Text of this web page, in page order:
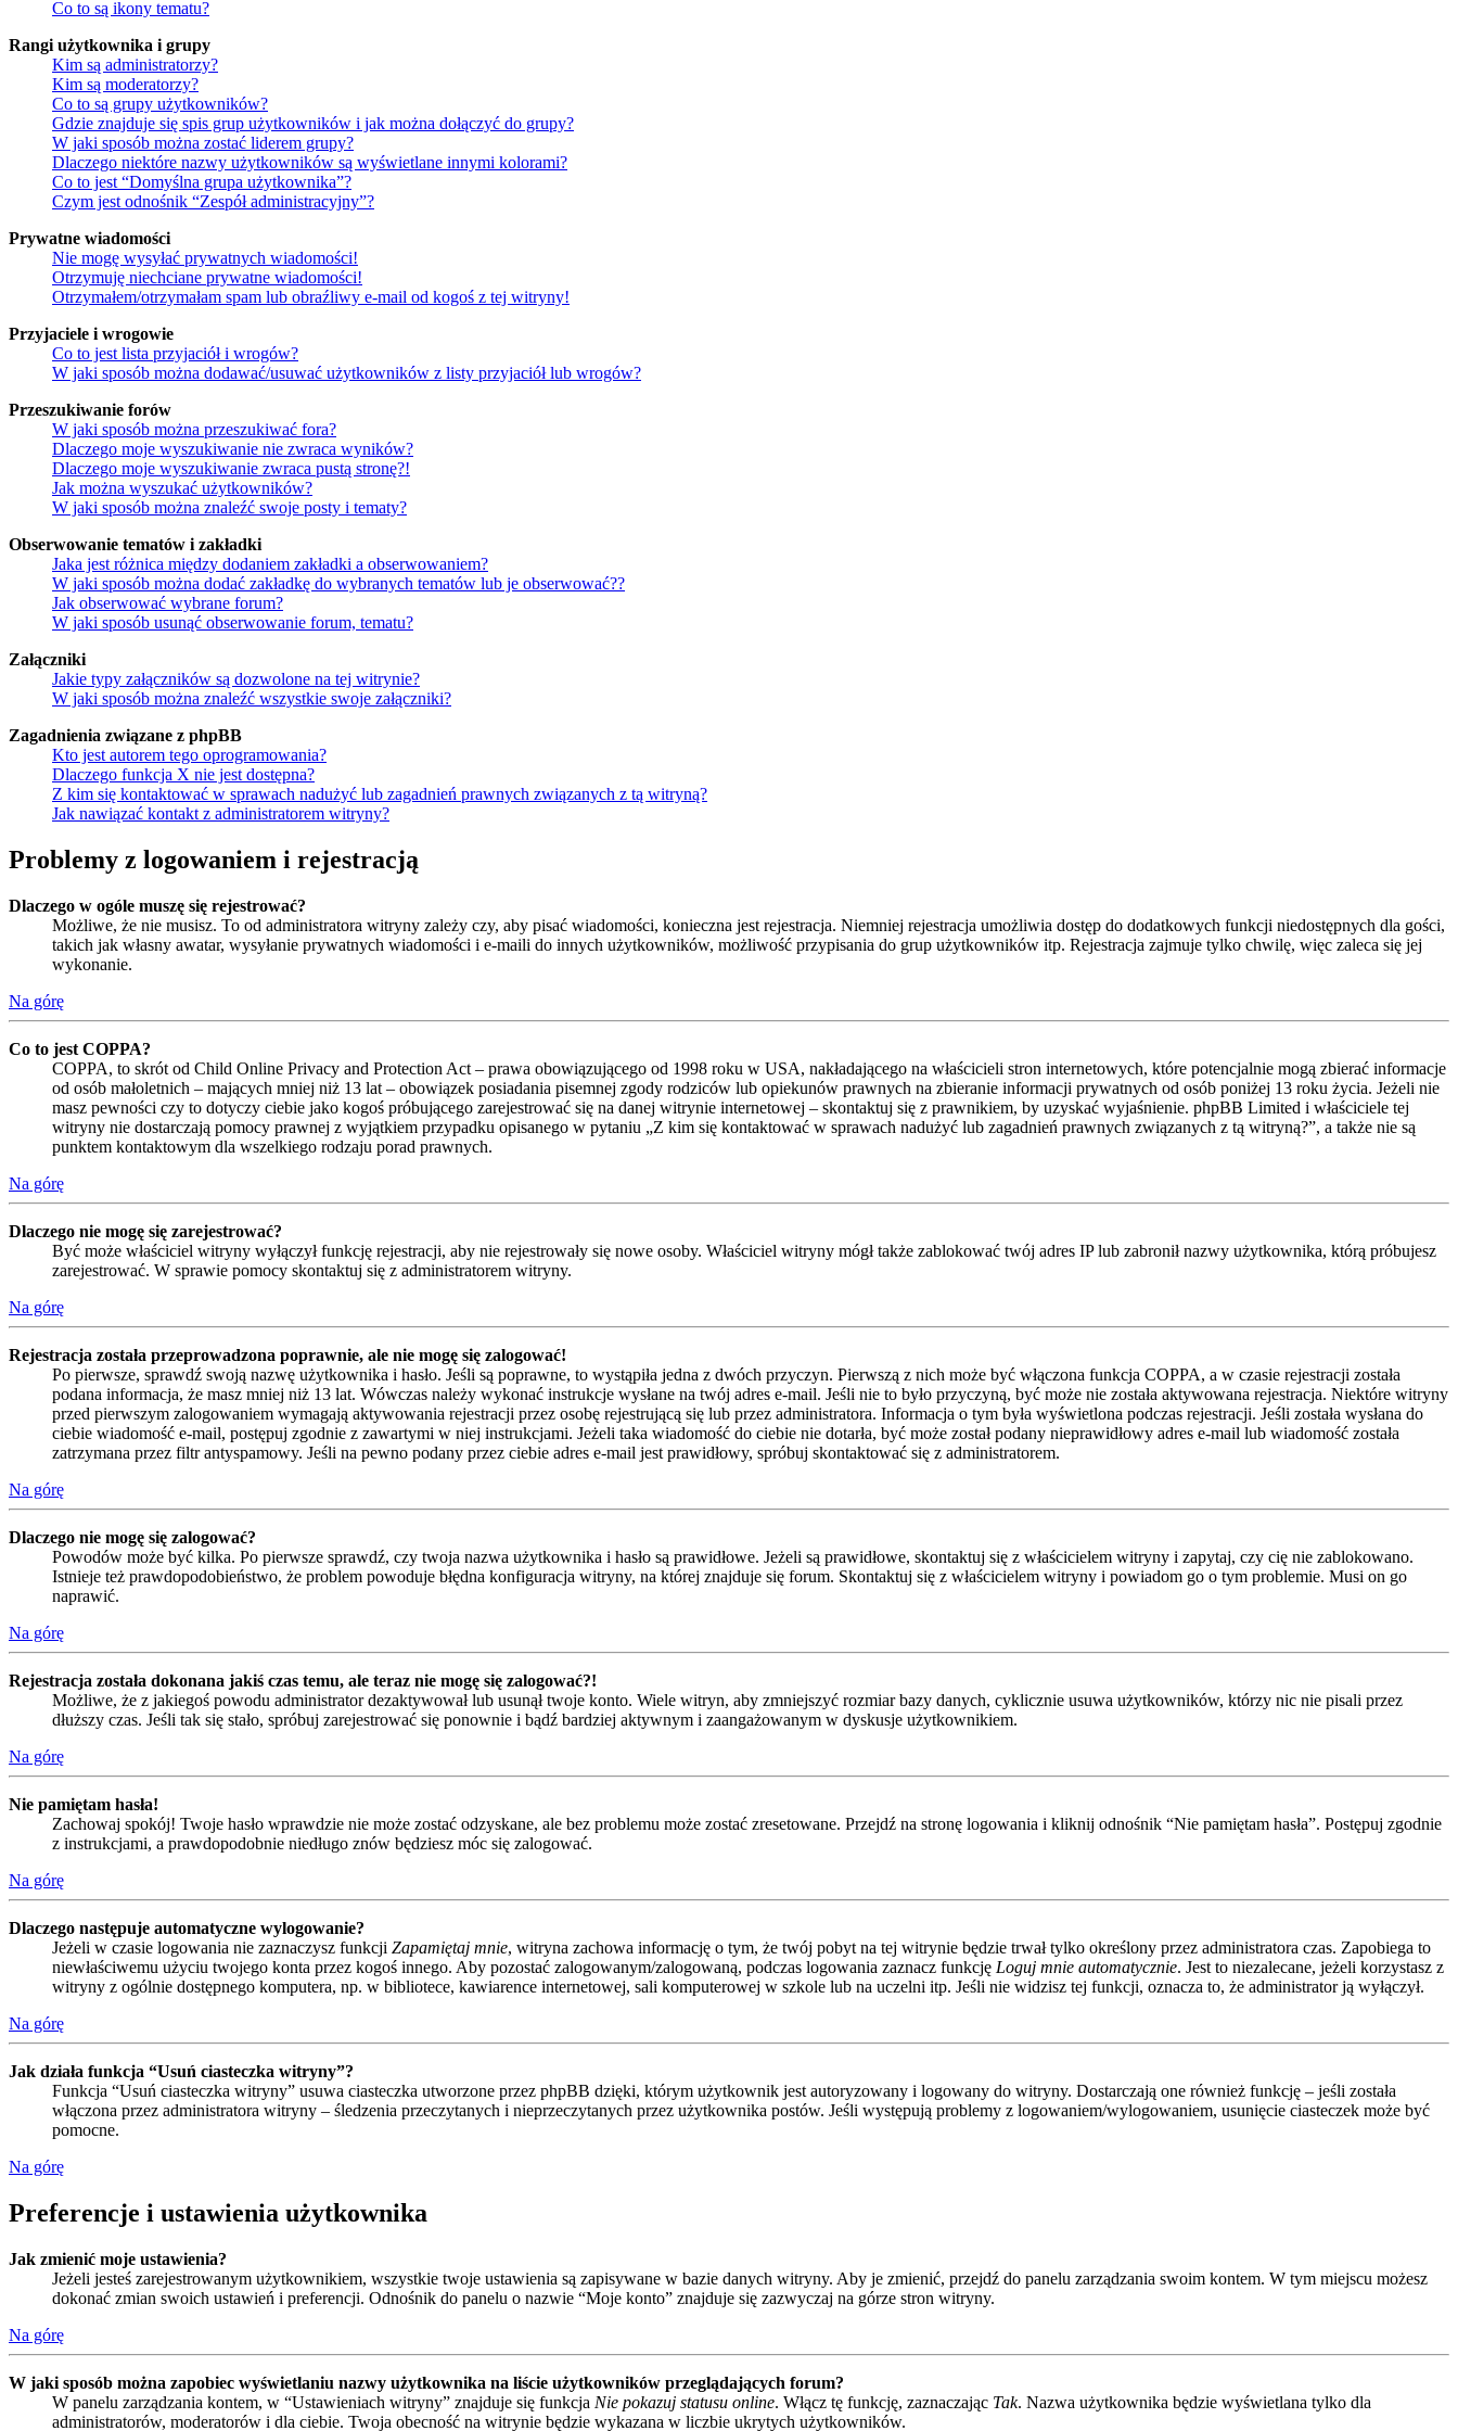
Co to są ikony tematu?
Rangi użytkownika i grupy
Kim są administratorzy?
Kim są moderatorzy?
Co to są grupy użytkowników?
Gdzie znajduje się spis grup użytkowników i jak można dołączyć do grupy?
W jaki sposób można zostać liderem grupy?
Dlaczego niektóre nazwy użytkowników są wyświetlane innymi kolorami?
Co to jest “Domyślna grupa użytkownika”?
Czym jest odnośnik “Zespół administracyjny”?
Prywatne wiadomości
Nie mogę wysyłać prywatnych wiadomości!
Otrzymuję niechciane prywatne wiadomości!
Otrzymałem/otrzymałam spam lub obraźliwy e-mail od kogoś z tej witryny!
Przyjaciele i wrogowie
Co to jest lista przyjaciół i wrogów?
W jaki sposób można dodawać/usuwać użytkowników z listy przyjaciół lub wrogów?
Przeszukiwanie forów
W jaki sposób można przeszukiwać fora?
Dlaczego moje wyszukiwanie nie zwraca wyników?
Dlaczego moje wyszukiwanie zwraca pustą stronę?!
Jak można wyszukać użytkowników?
W jaki sposób można znaleźć swoje posty i tematy?
Obserwowanie tematów i zakładki
Jaka jest różnica między dodaniem zakładki a obserwowaniem?
W jaki sposób można dodać zakładkę do wybranych tematów lub je obserwować??
Jak obserwować wybrane forum?
W jaki sposób usunąć obserwowanie forum, tematu?
Załączniki
Jakie typy załączników są dozwolone na tej witrynie?
W jaki sposób można znaleźć wszystkie swoje załączniki?
Zagadnienia związane z phpBB
Kto jest autorem tego oprogramowania?
Dlaczego funkcja X nie jest dostępna?
Z kim się kontaktować w sprawach nadużyć lub zagadnień prawnych związanych z tą witryną?
Jak nawiązać kontakt z administratorem witryny?
Problemy z logowaniem i rejestracją
Dlaczego w ogóle muszę się rejestrować?
Możliwe, że nie musisz. To od administratora witryny zależy czy, aby pisać wiadomości, konieczna jest rejestracja. Niemniej rejestracja umożliwia dostęp do dodatkowych funkcji niedostępnych dla gości,
takich jak własny awatar, wysyłanie prywatnych wiadomości i e-maili do innych użytkowników, możliwość przypisania do grup użytkowników itp. Rejestracja zajmuje tylko chwilę, więc zaleca się jej
wykonanie.
Na górę
Co to jest COPPA?
COPPA, to skrót od Child Online Privacy and Protection Act – prawa obowiązującego od 1998 roku w USA, nakładającego na właścicieli stron internetowych, które potencjalnie mogą zbierać informacje
od osób małoletnich – mających mniej niż 13 lat – obowiązek posiadania pisemnej zgody rodziców lub opiekunów prawnych na zbieranie informacji prywatnych od osób poniżej 13 roku życia. Jeżeli nie
masz pewności czy to dotyczy ciebie jako kogoś próbującego zarejestrować się na danej witrynie internetowej – skontaktuj się z prawnikiem, by uzyskać wyjaśnienie. phpBB Limited i właściciele tej
witryny nie dostarczają pomocy prawnej z wyjątkiem przypadku opisanego w pytaniu „Z kim się kontaktować w sprawach nadużyć lub zagadnień prawnych związanych z tą witryną?”, a także nie są
punktem kontaktowym dla wszelkiego rodzaju porad prawnych.
Na górę
Dlaczego nie mogę się zarejestrować?
Być może właściciel witryny wyłączył funkcję rejestracji, aby nie rejestrowały się nowe osoby. Właściciel witryny mógł także zablokować twój adres IP lub zabronił nazwy użytkownika, którą próbujesz
zarejestrować. W sprawie pomocy skontaktuj się z administratorem witryny.
Na górę
Rejestracja została przeprowadzona poprawnie, ale nie mogę się zalogować!
Po pierwsze, sprawdź swoją nazwę użytkownika i hasło. Jeśli są poprawne, to wystąpiła jedna z dwóch przyczyn. Pierwszą z nich może być włączona funkcja COPPA, a w czasie rejestracji została
podana informacja, że masz mniej niż 13 lat. Wówczas należy wykonać instrukcje wysłane na twój adres e-mail. Jeśli nie to było przyczyną, być może nie została aktywowana rejestracja. Niektóre witryny
przed pierwszym zalogowaniem wymagają aktywowania rejestracji przez osobę rejestrującą się lub przez administratora. Informacja o tym była wyświetlona podczas rejestracji. Jeśli została wysłana do
ciebie wiadomość e-mail, postępuj zgodnie z zawartymi w niej instrukcjami. Jeżeli taka wiadomość do ciebie nie dotarła, być może został podany nieprawidłowy adres e-mail lub wiadomość została
zatrzymana przez filtr antyspamowy. Jeśli na pewno podany przez ciebie adres e-mail jest prawidłowy, spróbuj skontaktować się z administratorem.
Na górę
Dlaczego nie mogę się zalogować?
Powodów może być kilka. Po pierwsze sprawdź, czy twoja nazwa użytkownika i hasło są prawidłowe. Jeżeli są prawidłowe, skontaktuj się z właścicielem witryny i zapytaj, czy cię nie zablokowano.
Istnieje też prawdopodobieństwo, że problem powoduje błędna konfiguracja witryny, na której znajduje się forum. Skontaktuj się z właścicielem witryny i powiadom go o tym problemie. Musi on go
naprawić.
Na górę
Rejestracja została dokonana jakiś czas temu, ale teraz nie mogę się zalogować?!
Możliwe, że z jakiegoś powodu administrator dezaktywował lub usunął twoje konto. Wiele witryn, aby zmniejszyć rozmiar bazy danych, cyklicznie usuwa użytkowników, którzy nic nie pisali przez
dłuższy czas. Jeśli tak się stało, spróbuj zarejestrować się ponownie i bądź bardziej aktywnym i zaangażowanym w dyskusje użytkownikiem.
Na górę
Nie pamiętam hasła!
Zachowaj spokój! Twoje hasło wprawdzie nie może zostać odzyskane, ale bez problemu może zostać zresetowane. Przejdź na stronę logowania i kliknij odnośnik “Nie pamiętam hasła”. Postępuj zgodnie
z instrukcjami, a prawdopodobnie niedługo znów będziesz móc się zalogować.
Na górę
Dlaczego następuje automatyczne wylogowanie?
Jeżeli w czasie logowania nie zaznaczysz funkcji Zapamiętaj mnie, witryna zachowa informację o tym, że twój pobyt na tej witrynie będzie trwał tylko określony przez administratora czas. Zapobiega to
niewłaściwemu użyciu twojego konta przez kogoś innego. Aby pozostać zalogowanym/zalogowaną, podczas logowania zaznacz funkcję Loguj mnie automatycznie. Jest to niezalecane, jeżeli korzystasz z
witryny z ogólnie dostępnego komputera, np. w bibliotece, kawiarence internetowej, sali komputerowej w szkole lub na uczelni itp. Jeśli nie widzisz tej funkcji, oznacza to, że administrator ją wyłączył.
Na górę
Jak działa funkcja “Usuń ciasteczka witryny”?
Funkcja “Usuń ciasteczka witryny” usuwa ciasteczka utworzone przez phpBB dzięki, którym użytkownik jest autoryzowany i logowany do witryny. Dostarczają one również funkcję – jeśli została
włączona przez administratora witryny – śledzenia przeczytanych i nieprzeczytanych przez użytkownika postów. Jeśli występują problemy z logowaniem/wylogowaniem, usunięcie ciasteczek może być
pomocne.
Na górę
Preferencje i ustawienia użytkownika
Jak zmienić moje ustawienia?
Jeżeli jesteś zarejestrowanym użytkownikiem, wszystkie twoje ustawienia są zapisywane w bazie danych witryny. Aby je zmienić, przejdź do panelu zarządzania swoim kontem. W tym miejscu możesz
dokonać zmian swoich ustawień i preferencji. Odnośnik do panelu o nazwie “Moje konto” znajduje się zazwyczaj na górze stron witryny.
Na górę
W jaki sposób można zapobiec wyświetlaniu nazwy użytkownika na liście użytkowników przeglądających forum?
W panelu zarządzania kontem, w “Ustawieniach witryny” znajduje się funkcja Nie pokazuj statusu online. Włącz tę funkcję, zaznaczając Tak. Nazwa użytkownika będzie wyświetlana tylko dla
administratorów, moderatorów i dla ciebie. Twoja obecność na witrynie będzie wykazana w liczbie ukrytych użytkowników.